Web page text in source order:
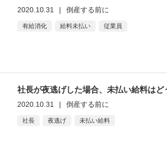
2020.10.31 | 倒産する前に
有給消化 給料未払い 従業員
社長が夜逃げした場合、未払い給料はど
2020.10.31 | 倒産する前に
社長 夜逃げ 未払い給料